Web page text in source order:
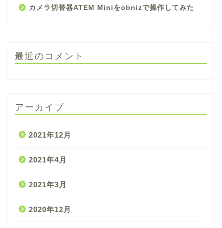
カメラ切替器ATEM Miniをobnizで操作してみた
最近のコメント
アーカイブ
2021年12月
2021年4月
2021年3月
2020年12月